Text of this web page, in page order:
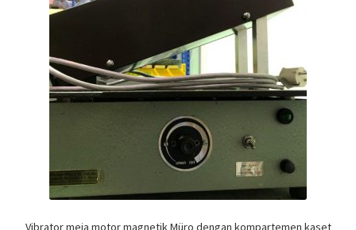
Vibrator meja motor magnetik Müro dengan kompartemen kaset